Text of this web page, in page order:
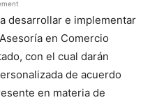
desarrollar e implementar
en Comercio
con el cual darán
de acuerdo
en materia de